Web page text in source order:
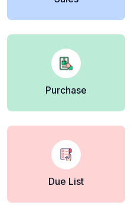
Purchase
Due List